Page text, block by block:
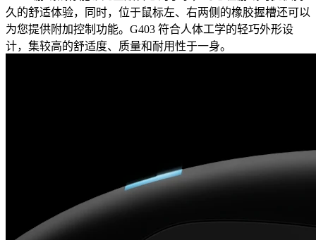
久的舒适体验，同时，位于鼠标左、右两侧的橡胶握槽还可以
为您提供附加控制功能。G403 符合人体工学的轻巧外形设
计，集较高的舒适度、质量和耐用性于一身。